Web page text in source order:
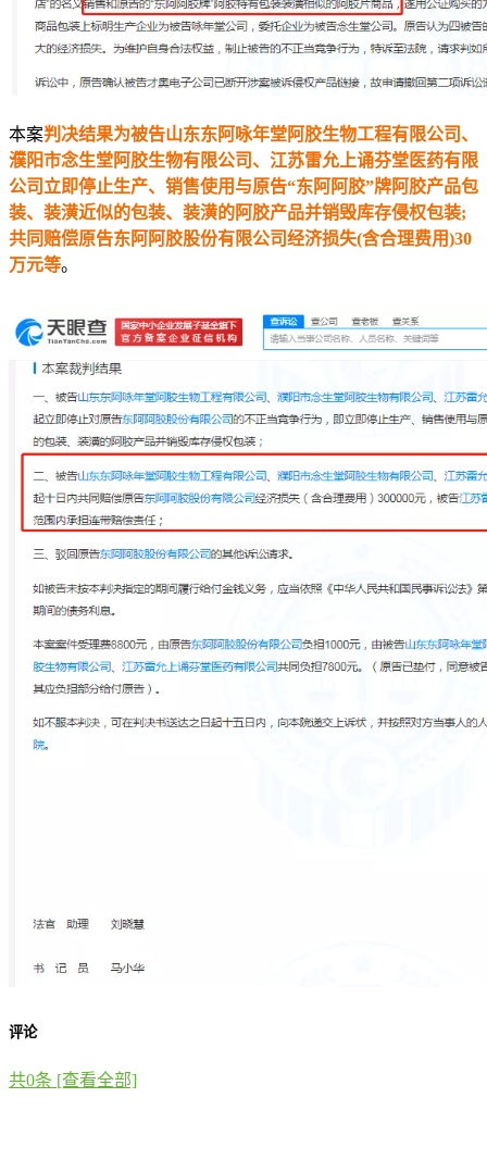
本案判决结果为被告山东东阿咏年堂阿胶生物工程有限公司、
濮阳市念生堂阿胶生物有限公司、江苏雷允上诵芬堂医药有限
公司立即停止生产、销售使用与原告“东阿阿胶”牌阿胶产品包
装、装潢近似的包装、装潢的阿胶产品并销毁库存侵权包装;
共同赔偿原告东阿阿胶股份有限公司经济损失(含合理费用)30
万元等。
评论
共0条 [查看全部]